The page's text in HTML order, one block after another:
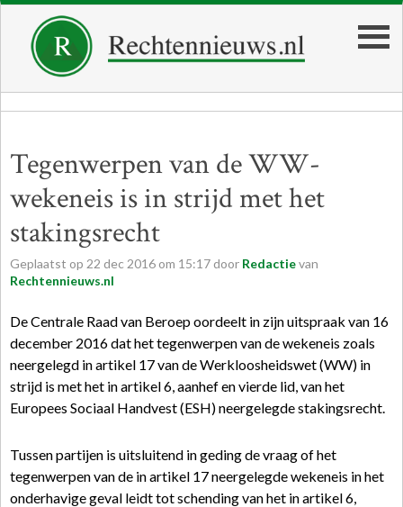
Tegenwerpen van de WW-
wekeneis is in strijd met het
stakingsrecht
Geplaatst op 22 dec 2016 om 15:17 door Redactievan
Rechtennieuws.nl
De Centrale Raad van Beroep oordeelt in zijn uitspraak van 16
december 2016 dat het tegenwerpen van de wekeneis zoals
neergelegd in artikel 17 van de Werkloosheidswet (WW) in
strijd is met het in artikel 6, aanhef en vierde lid, van het
Europees Sociaal Handvest (ESH) neergelegde stakingsrecht.
Tussen partijen is uitsluitend in geding de vraag of het
tegenwerpen van de in artikel 17 neergelegde wekeneis in het
onderhavige geval leidt tot schending van het in artikel 6,